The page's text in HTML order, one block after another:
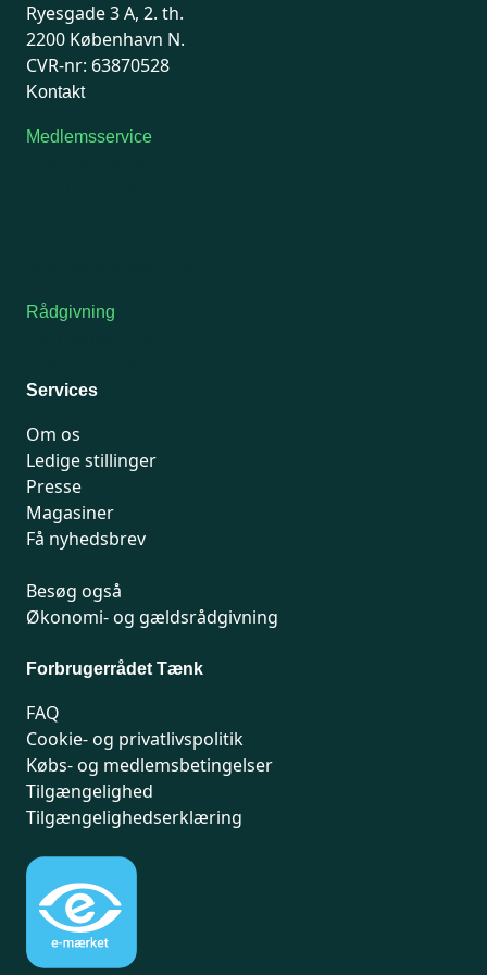
Ryesgade 3 A, 2. th.
2200 København N.
CVR-nr: 63870528
Kontakt
Medlemsservice
Rådgivning
Services
Om os
Ledige stillinger
Presse
Magasiner
Få nyhedsbrev
Besøg også
Økonomi- og gældsrådgivning
Forbrugerrådet Tænk
FAQ
Cookie- og privatlivspolitik
Købs- og medlemsbetingelser
Tilgængelighed
Tilgængelighedserklæring